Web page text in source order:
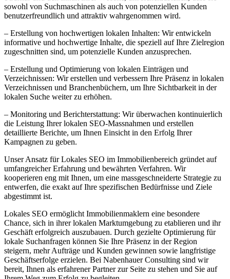
sowohl von Suchmaschinen als auch von potenziellen Kunden
benutzerfreundlich und attraktiv wahrgenommen wird.
– Erstellung von hochwertigen lokalen Inhalten: Wir entwickeln
informative und hochwertige Inhalte, die speziell auf Ihre Zielregion
zugeschnitten sind, um potenzielle Kunden anzusprechen.
– Erstellung und Optimierung von lokalen Einträgen und
Verzeichnissen: Wir erstellen und verbessern Ihre Präsenz in lokalen
Verzeichnissen und Branchenbüchern, um Ihre Sichtbarkeit in der
lokalen Suche weiter zu erhöhen.
– Monitoring und Berichterstattung: Wir überwachen kontinuierlich
die Leistung Ihrer lokalen SEO-Massnahmen und erstellen
detaillierte Berichte, um Ihnen Einsicht in den Erfolg Ihrer
Kampagnen zu geben.
Unser Ansatz für Lokales SEO im Immobilienbereich gründet auf
umfangreicher Erfahrung und bewährten Verfahren. Wir
kooperieren eng mit Ihnen, um eine massgeschneiderte Strategie zu
entwerfen, die exakt auf Ihre spezifischen Bedürfnisse und Ziele
abgestimmt ist.
Lokales SEO ermöglicht Immobilienmaklern eine besondere
Chance, sich in ihrer lokalen Marktumgebung zu etablieren und ihr
Geschäft erfolgreich auszubauen. Durch gezielte Optimierung für
lokale Suchanfragen können Sie Ihre Präsenz in der Region
steigern, mehr Aufträge und Kunden gewinnen sowie langfristige
Geschäftserfolge erzielen. Bei Nabenhauer Consulting sind wir
bereit, Ihnen als erfahrener Partner zur Seite zu stehen und Sie auf